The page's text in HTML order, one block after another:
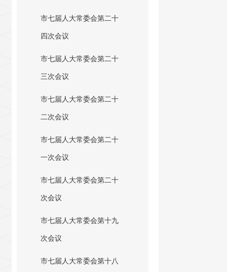
市七届人大常委会第二十
四次会议
市七届人大常委会第二十
三次会议
市七届人大常委会第二十
二次会议
市七届人大常委会第二十
一次会议
市七届人大常委会第二十
次会议
市七届人大常委会第十九
次会议
市七届人大常委会第十八